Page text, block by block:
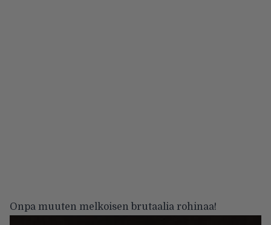
Onpa muuten melkoisen brutaalia rohinaa!